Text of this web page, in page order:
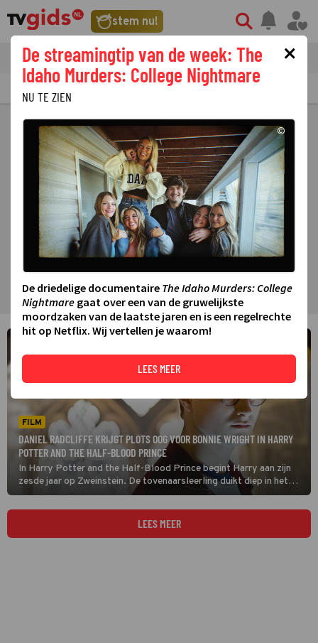
stem nu!
tvgids streaming nieuws
PRIMETIME GEMIST
FILM
DANIEL RADCLIFFE KRIJGT PLOTS OOG VOOR BONNIE WRIGHT IN HARRY
POTTER AND THE HALF-BLOOD PRINCE
In Harry Potter and the Half-Blood Prince begint Harry aan zijn
zesde jaar op Zweinstein. De tovenaarsleerling duikt diep in het
duistere verleden van Voldemort en krijgt zowaar een liefdesleven.
LEES MEER
×
De streamingtip van de week: The
Idaho Murders: College Nightmare
NU TE ZIEN
©
De driedelige documentaire The Idaho Murders: College
Nightmare gaat over een van de gruwelijkste
moordzaken van de laatste jaren en is een regelrechte
hit op Netflix. Wij vertellen je waarom!
LEES MEER